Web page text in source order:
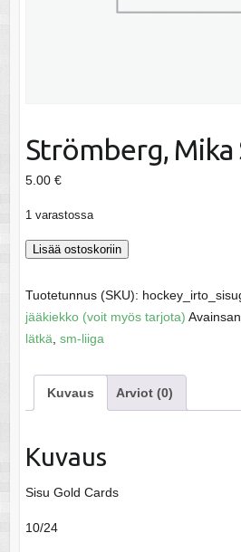
Strömberg, Mika
5.00 €
1 varastossa
Strömberg,
SM-
liiga
95
Lisää ostoskoriin
Tuotetunnus (SKU):
jääkiekko (voit myös tarjota)
lätkä sm-liiga
Kuvaus Arviot (0)
Kuvaus
Sisu Gold Cards
10/24